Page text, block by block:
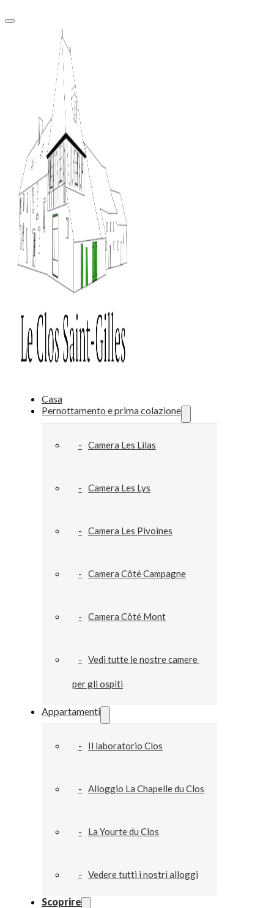
Casa
Pernottamento e prima colazione
Camera Les Lilas
Camera Les Lys
Camera Les Pivoines
Camera Côté Campagne
Camera Côté Mont
Vedi tutte le nostre camere
per gli ospiti
Appartamenti
Il laboratorio Clos
Alloggio La Chapelle du Clos
La Yourte du Clos
Vedere tutti i nostri alloggi
Scoprire